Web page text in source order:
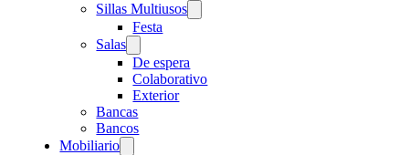
Sillas Multiusos
Festa
Salas
De espera
Colaborativo
Exterior
Bancas
Bancos
Mobiliario